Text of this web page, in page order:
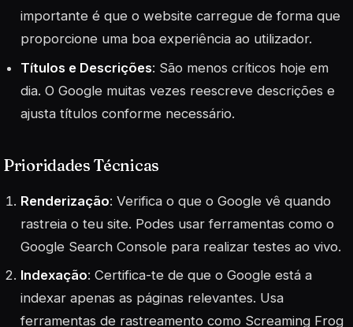
importante é que o website carregue de forma que
proporcione uma boa experiência ao utilizador.
Títulos e Descrições: São menos críticos hoje em
dia. O Google muitas vezes reescreve descrições e
ajusta títulos conforme necessário.
Prioridades Técnicas
Renderização: Verifica o que o Google vê quando
rastreia o teu site. Podes usar ferramentas como o
Google Search Console para realizar testes ao vivo.
Indexação: Certifica-te de que o Google está a
indexar apenas as páginas relevantes. Usa
ferramentas de rastreamento como Screaming Frog